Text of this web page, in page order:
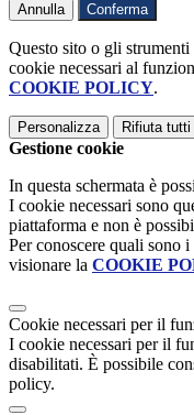
Annulla Conferma
Questo sito o gli
cookie necessari al
COOKIE POLICY.
Personalizza Rifiuta tutti
Gestione cookie
In questa schermata è
I cookie necessari sono
piattaforma e non è
Per conoscere quali sono
visionare la COOKIE
Cookie necessari per il
I cookie necessari per il
disabilitati. È possibile
policy.